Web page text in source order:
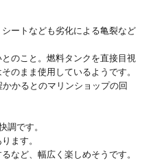
ートなども劣化による亀裂など
のこと。燃料タンクを直接目視
のまま使用しているようです。
かかるとのマリンショップの回
調です。
ます。
など、幅広く楽しめそうです。